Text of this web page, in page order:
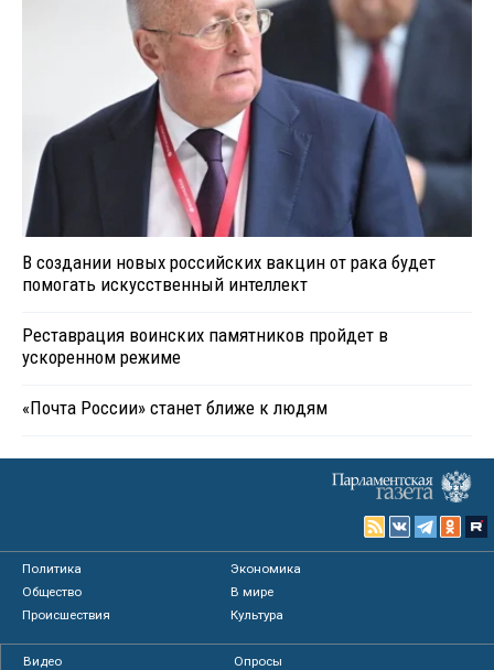
В создании новых российских вакцин от рака будет
помогать искусственный интеллект
Реставрация воинских памятников пройдет в
ускоренном режиме
«Почта России» станет ближе к людям
Политика
Экономика
Общество
В мире
Происшествия
Культура
Видео
Опросы